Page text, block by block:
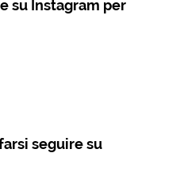
su Instagram per
seguire su